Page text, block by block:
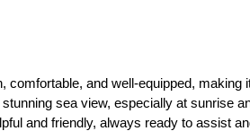
and well-equipped, making
sea view, especially at sunrise
and friendly, always ready to assist